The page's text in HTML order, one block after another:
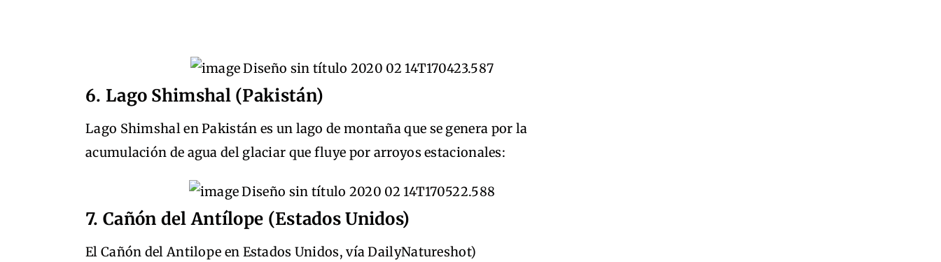
6. Lago Shimshal (Pakistán)
Lago Shimshal en Pakistán es un lago de montaña que se genera por la
acumulación de agua del glaciar que fluye por arroyos estacionales:
7. Cañón del Antílope (Estados Unidos)
El Cañón del Antilope en Estados Unidos, vía DailyNatureshot)